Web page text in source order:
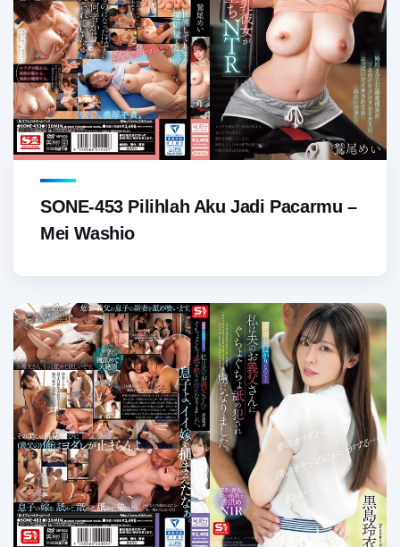
SONE-453 Pilihlah Aku Jadi Pacarmu –
Mei Washio